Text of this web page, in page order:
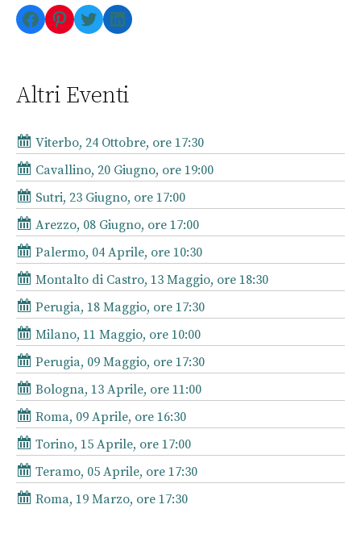
Facebook
Pinterest
TwitterLinkedIn
Altri Eventi
Viterbo, 24 Ottobre, ore 17:30
Cavallino, 20 Giugno, ore 19:00
Sutri, 23 Giugno, ore 17:00
Arezzo, 08 Giugno, ore 17:00
Palermo, 04 Aprile, ore 10:30
Montalto di Castro, 13 Maggio, ore 18:30
Perugia, 18 Maggio, ore 17:30
Milano, 11 Maggio, ore 10:00
Perugia, 09 Maggio, ore 17:30
Bologna, 13 Aprile, ore 11:00
Roma, 09 Aprile, ore 16:30
Torino, 15 Aprile, ore 17:00
Teramo, 05 Aprile, ore 17:30
Roma, 19 Marzo, ore 17:30